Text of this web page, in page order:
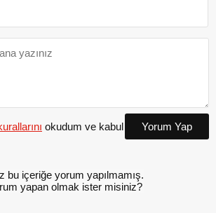
okudum ve kabul
Yorum Yap
bu içeriğe yorum yapılmamış.
yapan olmak ister misiniz?